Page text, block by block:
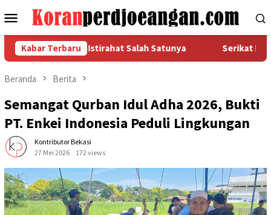
ke
Menu
Mobile
Kabar Terbaru
Dasar Pekerja, Istirahat Salah Satunya Serikat Pekerja
Beranda Berita
Semangat Qurban Idul Adha 2026, Bukti
PT. Enkei Indonesia Peduli Lingkungan
Kontributor Bekasi
27 Mei 2026
172 views